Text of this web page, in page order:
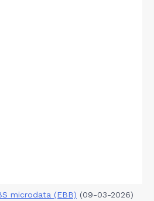
microdata (EBB) (09-03-2026)